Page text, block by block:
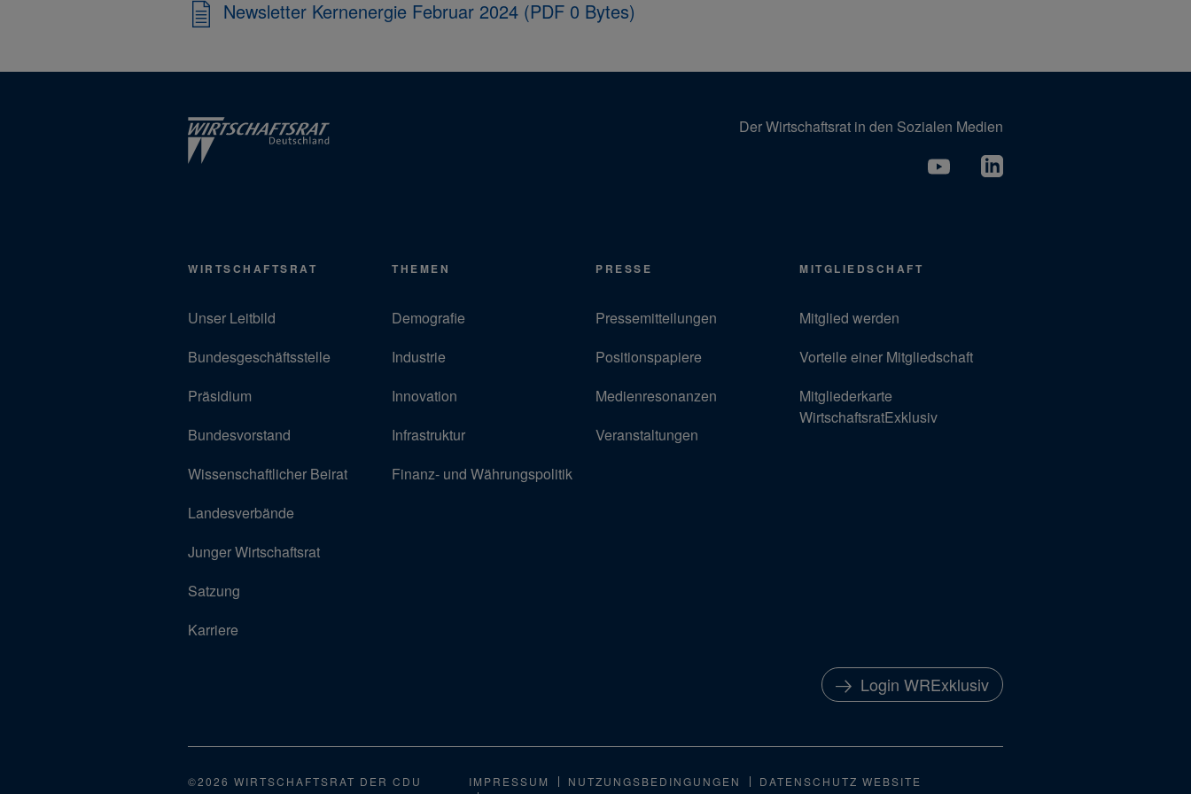
Newsletter Kernenergie Februar 2024 (PDF 0 Bytes)
Der Wirtschaftsrat in den Sozialen Medien
WIRTSCHAFTSRAT
Unser Leitbild
Bundesgeschäftsstelle
Präsidium
Bundesvorstand
Wissenschaftlicher Beirat
Landesverbände
Junger Wirtschaftsrat
Satzung
Karriere
THEMEN
Demografie
Industrie
Innovation
Infrastruktur
Finanz- und Währungspolitik
PRESSE
Pressemitteilungen
Positionspapiere
Medienresonanzen
Veranstaltungen
MITGLIEDSCHAFT
Mitglied werden
Vorteile einer Mitgliedschaft
Mitgliederkarte
WirtschaftsratExklusiv
Login WRExklusiv
©2026 WIRTSCHAFTSRAT DER CDU IMPRESSUM NUTZUNGSBEDINGUNGEN
DATENSCHUTZ WEBSITE